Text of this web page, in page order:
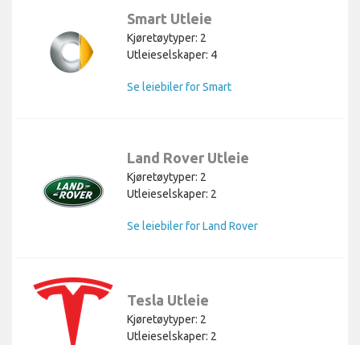
Smart Utleie
Kjøretøytyper: 2
Utleieselskaper: 4
Se leiebiler for Smart
Land Rover Utleie
Kjøretøytyper: 2
Utleieselskaper: 2
Se leiebiler for Land Rover
Tesla Utleie
Kjøretøytyper: 2
Utleieselskaper: 2